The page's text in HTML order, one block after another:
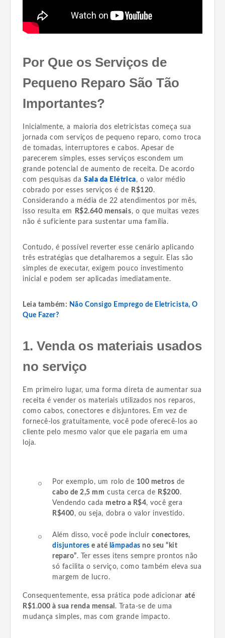
Por Que os Serviços de
Pequeno Reparo São Tão
Importantes?
Inicialmente, a maioria dos eletricistas começa sua
jornada com serviços de pequeno reparo, como troca
de tomadas, interruptores e cabos. Apesar de
parecerem simples, esses serviços escondem um
grande potencial de aumento de receita. De acordo
com pesquisas daSala da Elétrica, o valor médio
cobrado por esses serviços é de R$120.
Considerando a média de 22 atendimentos por mês,
isso resulta em
R$2.640 mensais, o que muitas vezes
não é suficiente para sustentar uma família.
Contudo, é possível reverter esse cenário aplicando
três estratégias que detalharemos a seguir. Elas são
simples de executar, exigem pouco investimento
inicial e podem ser aplicadas imediatamente.
Leia também: Não Consigo Emprego de Eletricista, O
Que Fazer?
1. Venda os materiais usados
no serviço
Em primeiro lugar, uma forma direta de aumentar sua
receita é vender os materiais utilizados nos reparos,
como cabos, conectores e disjuntores. Em vez de
fornecê-los gratuitamente, você pode oferecê-los ao
cliente pelo mesmo valor que ele pagaria em uma
loja.
Por exemplo, um rolo de 100 metros de
cabo de 2,5 mm custa cerca de R$200.
Vendendo cadametro a R$4, você gera
R$400, ou seja, dobra o valor investido.
Além disso, você pode incluir conectores,
disjuntores e até lâmpadas no seu “kit
reparo”. Ter esses itens sempre prontos não
só facilita o serviço, como também eleva sua
margem de lucro.
Consequentemente, essa prática pode adicionar até
R$1.000 à sua renda mensal . Trata-se de uma
mudança simples, mas com grande impacto.